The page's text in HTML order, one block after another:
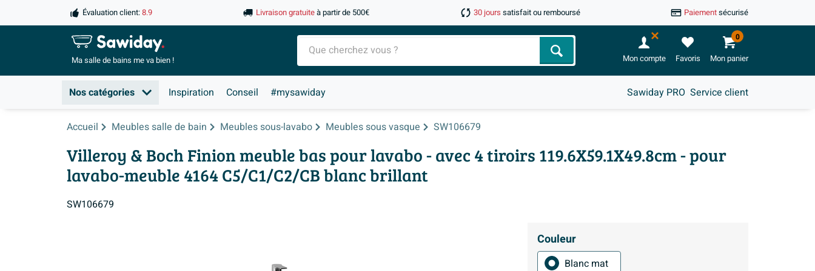
Évaluation client:8.9 Livraison gratuiteà partir de 500€ 30 jours satisfait ou remboursé Paiementsécurisé
Ma salle debains me va bien ! Chercher Mon compte Favoris Mon panier
0
Nos catégories Inspiration Conseil #mysawiday Sawiday PRO Service client
Accueil Meubles salle de bain Meubles sous-lavabo Meubles sous vasque SW106679
Villeroy & Boch Finion meuble bas pour lavabo - avec 4 tiroirs 119.6X59.1X49.8cm - pour
lavabo-meuble 4164 C5/C1/C2/CB blanc brillant
SW106679
Couleur
Blanc mat